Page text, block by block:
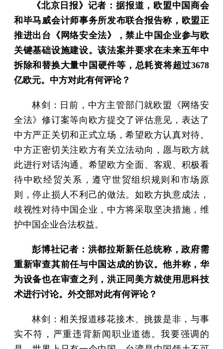
《北京日报》记者：据报道，欧盟中国商会
和毕马威会计师事务所发布联合报告称，欧盟正
推进出台《网络安全法》，禁止中国企业参与欧
关键基础设施建设。该法案并要求在未来五年中
拆除和替换大量中国硬件等，总耗资将超过3678
亿欧元。中方对此有何评论？
林剑：日前，中方主管部门就欧盟《网络安
全法》修订案等向欧方提交了评估意见，表达了
中方严正关切和正式立场，希望欧方认真对待。
中方正密切关注欧方有关立法动向，愿与欧方就
此进行对话沟通。希望欧方全面、客观、积极看
待中欧经贸关系，遵守世贸组织规则和市场原
则，停止损人不利己的做法。如欧方执意成法，
歧视性对待中国企业，中方将采取坚决措施，维
护中国企业合法权益。
彭博社记者：洪都拉斯新任总统称，政府需
重新审查其前任与中国达成的协议。他并称，华
为设备也在审查之列，洪正同美方就使用思科技
术进行讨论。外交部对此有何评论？
林剑：相关报道移花接木、挑拨是非，与事
实不符，严重违背新闻职业道德。我要强调的